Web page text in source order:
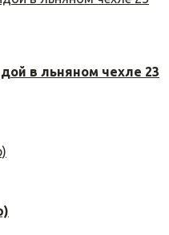
в льняном чехле 23